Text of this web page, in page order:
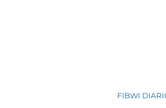
FIBWI